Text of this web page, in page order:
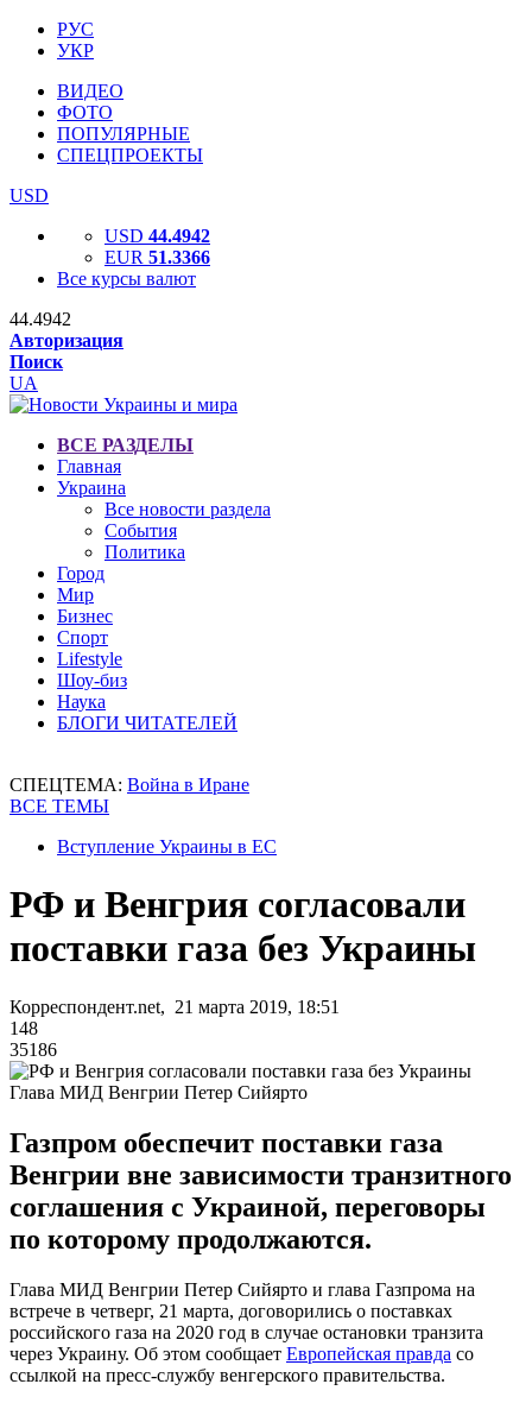
РУС
УКР
ВИДЕО
ФОТО
ПОПУЛЯРНЫЕ
СПЕЦПРОЕКТЫ
USD
USD 44.4942
EUR 51.3366
Все курсы валют
44.4942
Авторизация
Поиск
UA
ВСЕ РАЗДЕЛЫ
Главная
Украина
Все новости раздела
События
Политика
Город
Мир
Бизнес
Спорт
Lifestyle
Шоу-биз
Наука
БЛОГИ ЧИТАТЕЛЕЙ
СПЕЦТЕМА: Война в Иране
ВСЕ ТЕМЫ
Вступление Украины в ЕС
РФ и Венгрия согласовали
поставки газа без Украины
Корреспондент.net, 21 марта 2019, 18:51
148
35186
Глава МИД Венгрии Петер Сийярто
Газпром обеспечит поставки газа
Венгрии вне зависимости транзитного
соглашения с Украиной, переговоры
по которому продолжаются.
Глава МИД Венгрии Петер Сийярто и глава Газпрома на
встрече в четверг, 21 марта, договорились о поставках
российского газа на 2020 год в случае остановки транзита
через Украину. Об этом сообщает Европейская правда со
ссылкой на пресс-службу венгерского правительства.